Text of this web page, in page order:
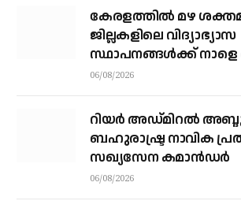
കേരളത്തില്‍ മഴ
ജില്ലകളിലെ വിദ്യാഭ്യാസ
സ്ഥാപനങ്ങള്‍ക്ക്
06/08/2026
റിയര്‍ അഡ്മിറല്‍
ബഹുരാഷ്ട്ര നാവിക
സഖ്യസേന കമാന്‍ഡര്‍
06/08/2026